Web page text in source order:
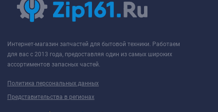
Интернет-магазин запчастей для бытовой техники. Работаем
для вас с 2013 года, предоставляя один из самых широких
ассортиментов запасных частей.
Политика персональных данных
Представительства в регионах